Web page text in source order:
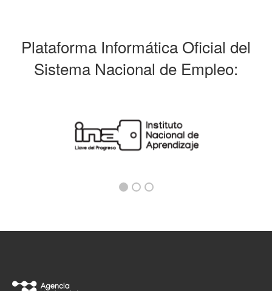
Plataforma Informática Oficial del
Sistema Nacional de Empleo: